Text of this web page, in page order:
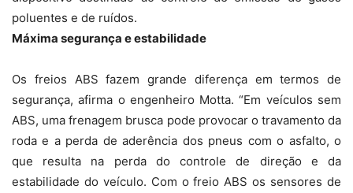
poluentes e de ruídos.
Máxima segurança e estabilidade
Os freios ABS fazem grande diferença em termos de
segurança, afirma o engenheiro Motta. “Em veículos sem
ABS, uma frenagem brusca pode provocar o travamento da
roda e a perda de aderência dos pneus com o asfalto, o
que resulta na perda do controle de direção e da
estabilidade do veículo. Com o freio ABS os sensores de